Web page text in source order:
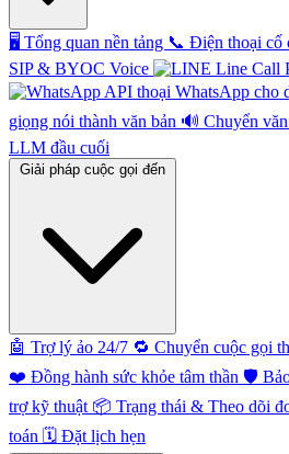
🖥️ Tổng quan nền tảng 📞 Điện thoại cố
SIP & BYOC Voice
Line Call
API thoại WhatsApp cho
giọng nói thành văn bản 🔊 Chuyển
LLM đầu cuối
Giải pháp cuộc gọi đến
🤖 Trợ lý ảo 24/7 🔁 Chuyển cuộc gọi
❤️ Đồng hành sức khỏe tâm thần 🛡️
trợ kỹ thuật 📦 Trạng thái & Theo dõi
toán 🗓️ Đặt lịch hẹn